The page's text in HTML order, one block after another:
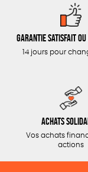
Garantie satisfait
14 jours pour
Achats
Vos achats
actions